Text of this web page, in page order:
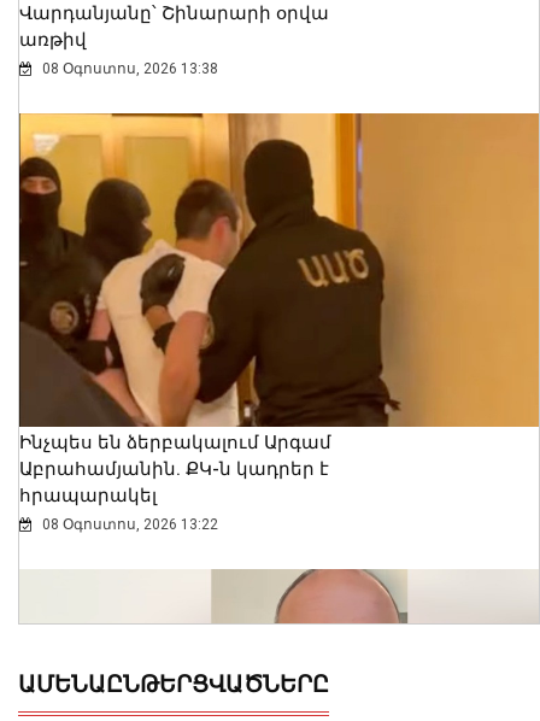
Վարդանյանը՝ Շինարարի օրվա
առթիվ
08 Օգոստոս, 2026 13:38
Ինչպես են ձերբակալում Արգամ
Աբրահամյանին. ՔԿ-ն կադրեր է
հրապարակել
08 Օգոստոս, 2026 13:22
ԱՄԵՆԱԸՆԹԵՐՑՎԱԾՆԵՐԸ